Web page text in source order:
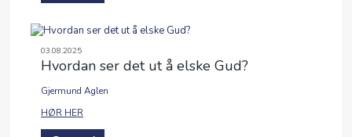
03.08.2025
Hvordan ser det ut å elske Gud?
Gjermund Aglen
HØR HER